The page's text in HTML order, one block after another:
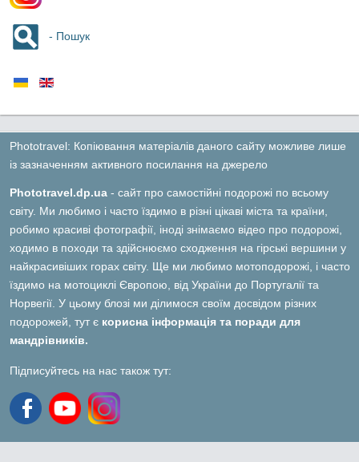
- Пошук
Phototravel: Копіювання матеріалів даного сайту можливе лише
із зазначенням активного посилання на джерело
Phototravel.dp.ua - сайт про самостійні подорожі по всьому
світу. Ми любимо і часто їздимо в різні цікаві міста та країни,
робимо красиві фотографії, іноді знімаємо відео про подорожі,
ходимо в походи та здійснюємо сходження на гірські вершини у
найкрасивіших горах світу. Ще ми любимо мотоподорожі, і часто
їздимо на мотоциклі Європою, від України до Португалії та
Норвегії. У цьому блозі ми ділимося своїм досвідом різних
подорожей, тут є корисна інформація та поради для
мандрівників.
Підписуйтесь на нас також тут: